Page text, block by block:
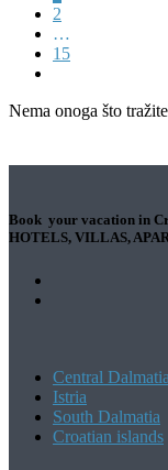
2
…
15
Nema onoga što
Book your vacation in
HOTELS, VILLAS,
Central Dalmatia
Istria
South Dalmatia
Croatian islands